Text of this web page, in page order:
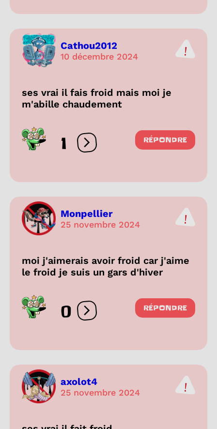
Cathou2012
10 décembre 2024
ses vrai il fais froid mais moi je
m'abille chaudement
1 Ouvrir les réactions
RÉPONDRE
Monpellier
25 novembre 2024
moi j'aimerais avoir froid car j'aime
le froid je suis un gars d'hiver
0 Ouvrir les réactions
RÉPONDRE
axolot4
25 novembre 2024